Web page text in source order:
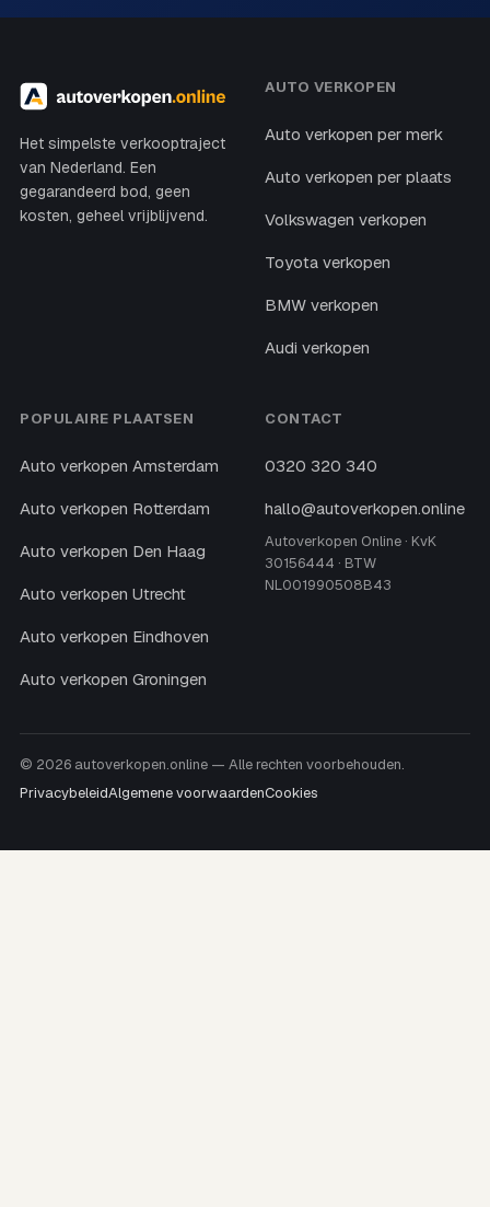
Het simpelste verkooptraject
van Nederland. Een
gegarandeerd bod, geen
kosten, geheel vrijblijvend.
AUTO VERKOPEN
Auto verkopen per merk
Auto verkopen per plaats
Volkswagen verkopen
Toyota verkopen
BMW verkopen
Audi verkopen
POPULAIRE PLAATSEN
Auto verkopen Amsterdam
Auto verkopen Rotterdam
Auto verkopen Den Haag
Auto verkopen Utrecht
Auto verkopen Eindhoven
Auto verkopen Groningen
CONTACT
0320 320 340
hallo@autoverkopen.online
Autoverkopen Online · KvK
30156444 · BTW
NL001990508B43
© 2026 autoverkopen.online — Alle rechten voorbehouden.
PrivacybeleidAlgemene voorwaardenCookies